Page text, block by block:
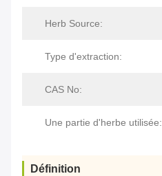
Herb Source:
Type d'extraction:
CAS No:
Une partie d'herbe utilisée:
Définition